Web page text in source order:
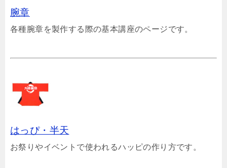
腕章
各種腕章を製作する際の基本講座のページです。
はっぴ・半天
お祭りやイベントで使われるハッピの作り方です。